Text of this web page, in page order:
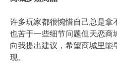
许多玩家都很惋惜自己总是拿
也苦于一些细节问题但天恋商
向我提出建议，希望商城里能
现。